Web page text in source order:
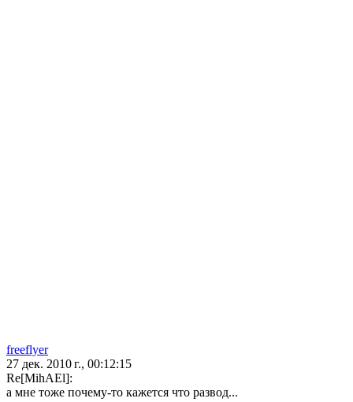
freeflyer
27 дек. 2010 г., 00:12:15
Re[MihAEl]:
а мне тоже почему-то кажется что развод...